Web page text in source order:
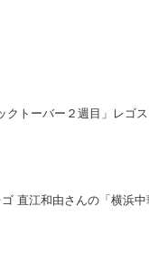
クトーバー２週目」レゴ
ゴ 直江和由さんの「横浜